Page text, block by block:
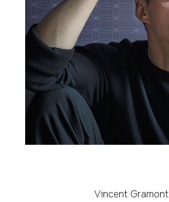
Vincent Gramont